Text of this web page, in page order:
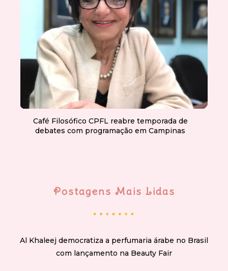
Café Filosófico CPFL reabre temporada de
debates com programação em Campinas
Postagens Mais Lidas
Al Khaleej democratiza a perfumaria árabe no Brasil
com lançamento na Beauty Fair